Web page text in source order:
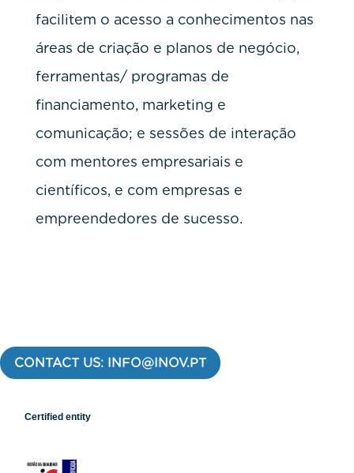
facilitem o acesso a conhecimentos nas
áreas de criação e planos de negócio,
ferramentas/ programas de
financiamento, marketing e
comunicação; e sessões de interação
com mentores empresariais e
científicos, e com empresas e
empreendedores de sucesso.
CONTACT US: INFO@INOV.PT
Certified entity